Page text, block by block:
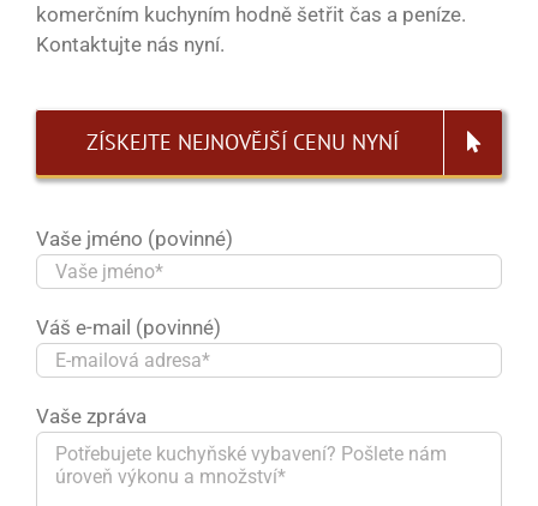
komerčním kuchyním hodně šetřit čas a peníze.
Kontaktujte nás nyní.
ZÍSKEJTE NEJNOVĚJŠÍ CENU NYNÍ
Vaše jméno (povinné)
Váš e-mail (povinné)
Vaše zpráva